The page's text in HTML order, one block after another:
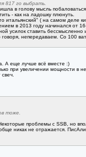
817 го выбрать.
в голову мысль
- как на ладошку плюнуть.
( на самом деле
в 2013 году начинался от
усилок ставить
непередаваем. Со 100
А еще лучше всё вместе :)
при увеличении
тоже.
проблемы с SSB, но
никак не отражается.